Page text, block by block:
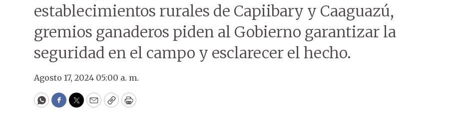
establecimientos rurales de Capiibary y Caaguazú,
gremios ganaderos piden al Gobierno garantizar la
seguridad en el campo y esclarecer el hecho.
Agosto 17, 2024 05:00 a. m.
WhatsApp
Facebook
Twitter
EmailCopyPrint